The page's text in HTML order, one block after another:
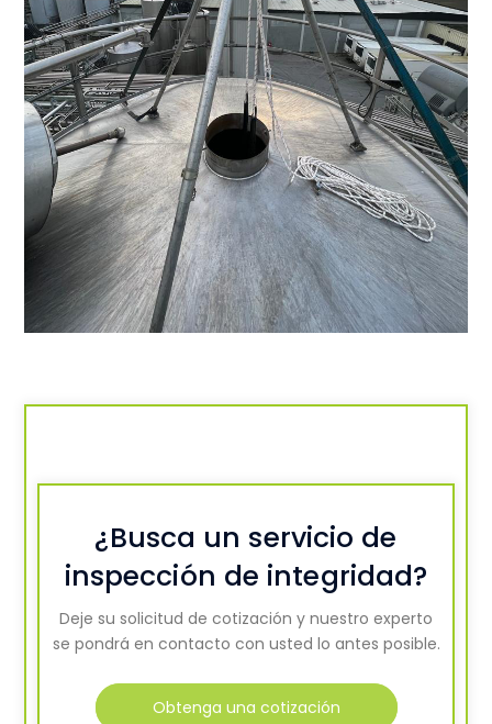
¿Busca un servicio de
inspección de integridad?
Deje su solicitud de cotización y nuestro experto
se pondrá en contacto con usted lo antes posible.
Obtenga una cotización